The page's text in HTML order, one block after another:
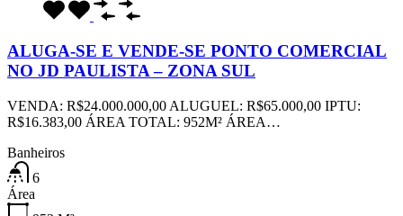
ALUGA-SE E VENDE-SE PONTO COMERCIAL
NO JD PAULISTA – ZONA SUL
VENDA: R$24.000.000,00 ALUGUEL: R$65.000,00 IPTU:
R$16.383,00 ÁREA TOTAL: 952M² ÁREA…
Banheiros
6
Área